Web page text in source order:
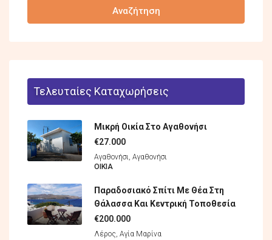
Αναζήτηση
Τελευταίες Καταχωρήσεις
Μικρή Οικία Στο Αγαθονήσι
€27.000
Αγαθονήσι, Αγαθονήσι
ΟΙΚΊΑ
Παραδοσιακό Σπίτι Με Θέα Στη
Θάλασσα Και Κεντρική Τοποθεσία
€200.000
Λέρος, Αγία Μαρίνα